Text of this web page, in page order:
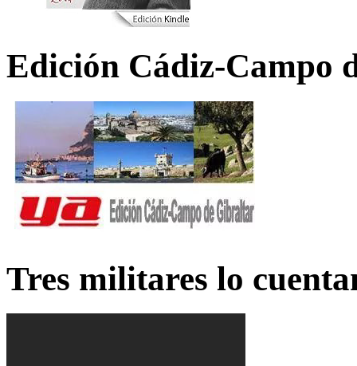
Edición Cádiz-Campo
Tres militares lo